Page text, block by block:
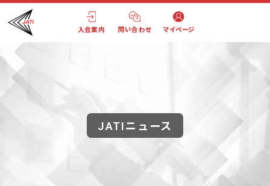
入会案内 問い合わせ マイページ
JATIニュース